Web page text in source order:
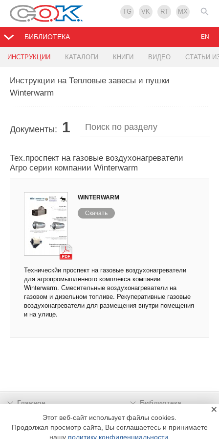
TG VK RT MX
БИБЛИОТЕКА
ИНСТРУКЦИИ КАТАЛОГИ КНИГИ ВИДЕО СТАТЬИ
EN
Инструкции на Тепловые завесы и пушки
Winterwarm
Документы: 1
Тех.проспект на газовые воздухонагреватели
Агро серии компании Winterwarm
WINTERWARM
Скачать
Техническйи проспект на газовые воздухонагреватели
для агропромышленного комплекса компании
Winterwarm. Смесительные воздухонагреватели на
газовом и дизельном топливе. Рекуперативные газовые
воздухонагреватели для размещения внутри помещения
и на улице.
Главное
Библиотека
Подписка
Реклама
Информация
Этот веб-сайт использует файлы cookies.
Продолжая просмотр сайта, Вы соглашаетесь и принимаете
нашу политику конфиденциальности
×